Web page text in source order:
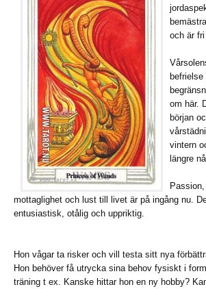
och är fri
befrielse
om här.
början
vintern
längre
mottaglighet och lust till livet är på ingång nu.
entusiastisk, otålig och uppriktig.
Hon vågar ta risker och vill testa sitt nya
Hon behöver få utrycka sina behov fysiskt i
träning t ex. Kanske hittar hon en ny hobby?